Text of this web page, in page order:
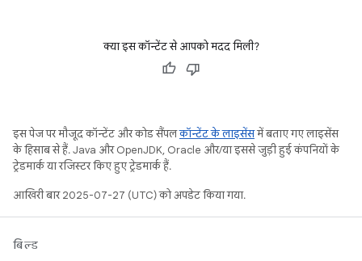
क्या इस कॉन्टेंट से आपको मदद मिली?
इस पेज पर मौजूद कॉन्टेंट और कोड सैंपलकॉन्टेंट के लाइसेंसमें बताए गए लाइसेंस
के हिसाब से हैं. Java और OpenJDK, Oracle और/या इससे जुड़ी हुई कंपनियों के
ट्रेडमार्क या रजिस्टर किए हुए ट्रेडमार्क हैं.
आखिरी बार 2025-07-27 (UTC) को अपडेट किया गया.
बिल्ड